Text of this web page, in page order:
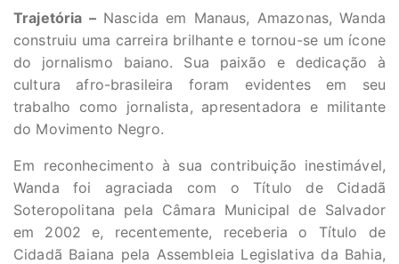
Trajetória –Nascida em Manaus, Amazonas, Wanda
construiu uma carreira brilhante e tornou-se um ícone
do jornalismo baiano. Sua paixão e dedicação à
cultura afro-brasileira foram evidentes em seu
trabalho como jornalista, apresentadora e militante
do Movimento Negro.
Em reconhecimento à sua contribuição inestimável,
Wanda foi agraciada com o Título de Cidadã
Soteropolitana pela Câmara Municipal de Salvador
em 2002 e, recentemente, receberia o Título de
Cidadã Baiana pela Assembleia Legislativa da Bahia,